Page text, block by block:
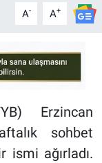
A- A+
Erzincan
sohbet
ismi ağırladı.